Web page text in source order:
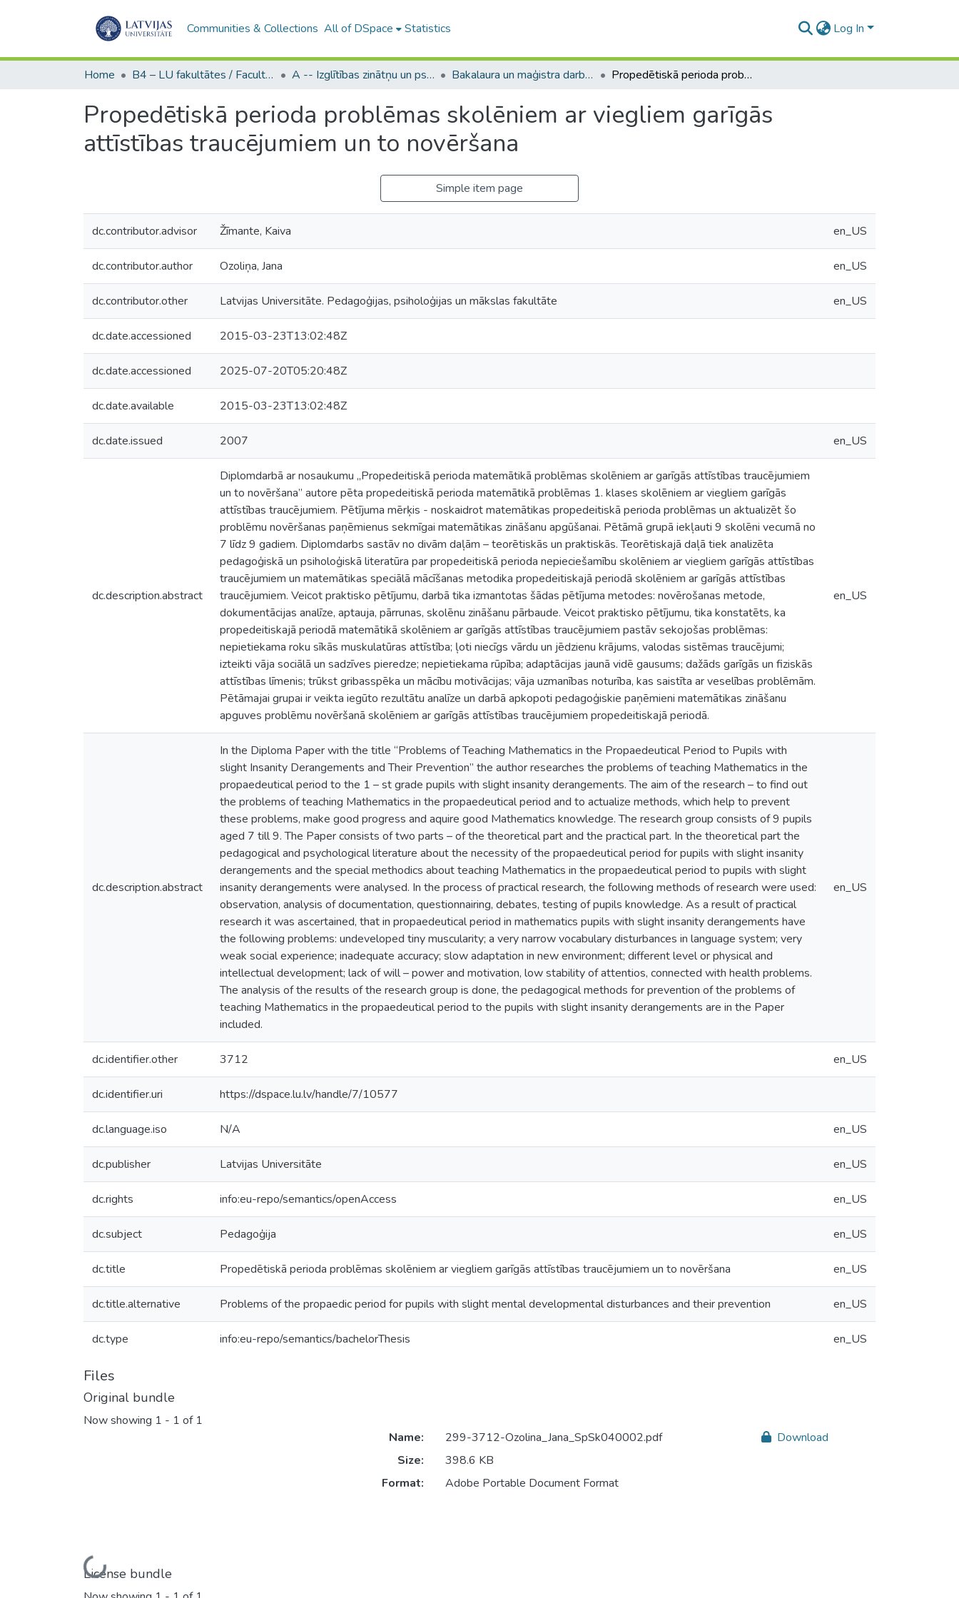
Communities & Collections All of DSpace Statistics Log In
Home B4 – LU fakultātes / Faculties of the UL A -- Izglītības zinātņu un psiholoģijas fakultāte / Faculty of Education Sciences and Psychology Bakalaura un maģistra darbi (PPMF) / Bachelor's and Master's theses Propedētiskā perioda problēmas skolēniem ar viegliem garīgās attīstības traucējumiem un to novēršana
Propedētiskā perioda problēmas skolēniem ar viegliem garīgās
attīstības traucējumiem un to novēršana
Simple item page
dc.contributor.advisor Žīmante, Kaiva en_US
dc.contributor.author Ozoliņa, Jana en_US
dc.contributor.other Latvijas Universitāte. Pedagoģijas, psiholoģijas un mākslas fakultāte en_US
dc.date.accessioned 2015-03-23T13:02:48Z
dc.date.accessioned 2025-07-20T05:20:48Z
dc.date.available 2015-03-23T13:02:48Z
dc.date.issued 2007 en_US
dc.description.abstract
Diplomdarbā ar nosaukumu „Propedeitiskā perioda matemātikā problēmas skolēniem ar garīgās attīstības traucējumiem
un to novēršana” autore pēta propedeitiskā perioda matemātikā problēmas 1. klases skolēniem ar viegliem garīgās
attīstības traucējumiem. Pētījuma mērķis - noskaidrot matemātikas propedeitiskā perioda problēmas un aktualizēt šo
problēmu novēršanas paņēmienus sekmīgai matemātikas zināšanu apgūšanai. Pētāmā grupā iekļauti 9 skolēni vecumā no
7 līdz 9 gadiem. Diplomdarbs sastāv no divām daļām – teorētiskās un praktiskās. Teorētiskajā daļā tiek analizēta
pedagoģiskā un psiholoģiskā literatūra par propedeitiskā perioda nepieciešamību skolēniem ar viegliem garīgās attīstības
traucējumiem un matemātikas speciālā mācīšanas metodika propedeitiskajā periodā skolēniem ar garīgās attīstības
traucējumiem. Veicot praktisko pētījumu, darbā tika izmantotas šādas pētījuma metodes: novērošanas metode,
dokumentācijas analīze, aptauja, pārrunas, skolēnu zināšanu pārbaude. Veicot praktisko pētījumu, tika konstatēts, ka
propedeitiskajā periodā matemātikā skolēniem ar garīgās attīstības traucējumiem pastāv sekojošas problēmas:
nepietiekama roku sīkās muskulatūras attīstība; ļoti niecīgs vārdu un jēdzienu krājums, valodas sistēmas traucējumi;
izteikti vāja sociālā un sadzīves pieredze; nepietiekama rūpība; adaptācijas jaunā vidē gausums; dažāds garīgās un fiziskās
attīstības līmenis; trūkst gribasspēka un mācību motivācijas; vāja uzmanības noturība, kas saistīta ar veselības problēmām.
Pētāmajai grupai ir veikta iegūto rezultātu analīze un darbā apkopoti pedagoģiskie paņēmieni matemātikas zināšanu
apguves problēmu novēršanā skolēniem ar garīgās attīstības traucējumiem propedeitiskajā periodā.
en_US
dc.description.abstract
In the Diploma Paper with the title “Problems of Teaching Mathematics in the Propaedeutical Period to Pupils with
slight Insanity Derangements and Their Prevention” the author researches the problems of teaching Mathematics in the
propaedeutical period to the 1 – st grade pupils with slight insanity derangements. The aim of the research – to find out
the problems of teaching Mathematics in the propaedeutical period and to actualize methods, which help to prevent
these problems, make good progress and aquire good Mathematics knowledge. The research group consists of 9 pupils
aged 7 till 9. The Paper consists of two parts – of the theoretical part and the practical part. In the theoretical part the
pedagogical and psychological literature about the necessity of the propaedeutical period for pupils with slight insanity
derangements and the special methodics about teaching Mathematics in the propaedeutical period to pupils with slight
insanity derangements were analysed. In the process of practical research, the following methods of research were used:
observation, analysis of documentation, questionnairing, debates, testing of pupils knowledge. As a result of practical
research it was ascertained, that in propaedeutical period in mathematics pupils with slight insanity derangements have
the following problems: undeveloped tiny muscularity; a very narrow vocabulary disturbances in language system; very
weak social experience; inadequate accuracy; slow adaptation in new environment; different level or physical and
intellectual development; lack of will – power and motivation, low stability of attentios, connected with health problems.
The analysis of the results of the research group is done, the pedagogical methods for prevention of the problems of
teaching Mathematics in the propaedeutical period to the pupils with slight insanity derangements are in the Paper
included.
en_US
dc.identifier.other 3712 en_US
dc.identifier.uri https://dspace.lu.lv/handle/7/10577
dc.language.iso N/A en_US
dc.publisher Latvijas Universitāte en_US
dc.rights info:eu-repo/semantics/openAccess en_US
dc.subject Pedagoģija en_US
dc.title Propedētiskā perioda problēmas skolēniem ar viegliem garīgās attīstības traucējumiem un to novēršana en_US
dc.title.alternative Problems of the propaedic period for pupils with slight mental developmental disturbances and their prevention en_US
dc.type info:eu-repo/semantics/bachelorThesis en_US
Files
Original bundle
Now showing 1 - 1 of 1
Loading...
Name:
299-3712-Ozolina_Jana_SpSk040002.pdf
Size:
398.6 KB
Format:
Adobe Portable Document Format
Download
License bundle